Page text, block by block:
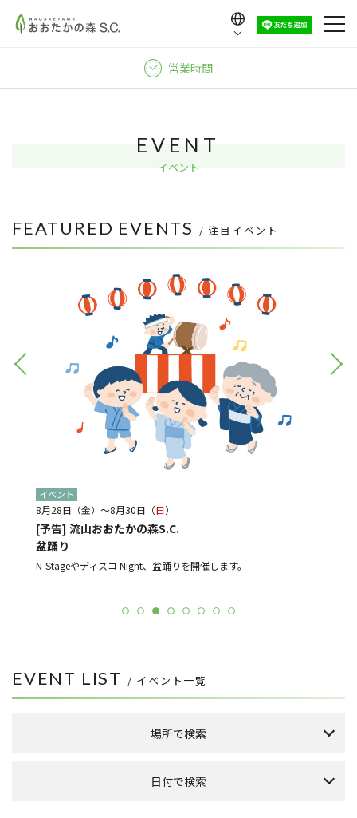
営業時間
EVENT
イベント
FEATURED EVENTS / 注目イベント
イベント
8月28日（金）～8月30日（日）
[予告] 流山おおたかの森S.C.
盆踊り
N-Stageやディスコ Night、盆踊りを開催します。
EVENT LIST / イベント一覧
場所で検索
日付で検索